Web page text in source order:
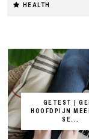
HEALTH
GETEST |
HOOFDPIJN
SE...